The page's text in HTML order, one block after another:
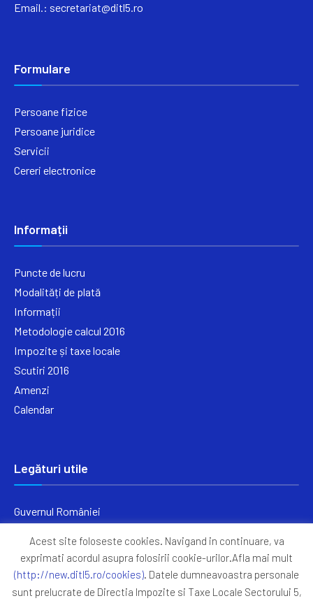
Email.: secretariat@ditl5.ro
Formulare
Persoane fizice
Persoane juridice
Servicii
Cereri electronice
Informații
Puncte de lucru
Modalități de plată
Informații
Metodologie calcul 2016
Impozite și taxe locale
Scutiri 2016
Amenzi
Calendar
Legături utile
Guvernul României
Primăria Sectorul 5
ANAF
Acest site foloseste cookies. Navigand in continuare, va
exprimati acordul asupra folosirii cookie-urilor.Afla mai mult
(http://new.ditl5.ro/cookies). Datele dumneavoastra personale
sunt prelucrate de Directia Impozite si Taxe Locale Sectorului 5,